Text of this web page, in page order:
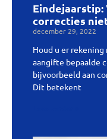
Eindejaarstip:
correcties
december 29, 2022
Houd u er
aangifte bepaalde
bijvoorbeeld aan
Dit betekent